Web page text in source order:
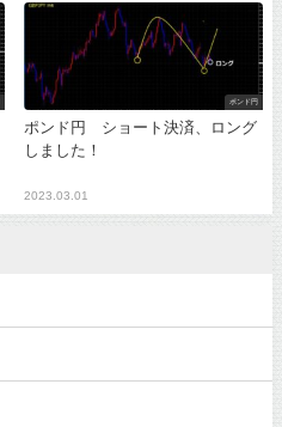
ポンド円
ポンド円 ショート決済、ロング
しました！
2023.03.01